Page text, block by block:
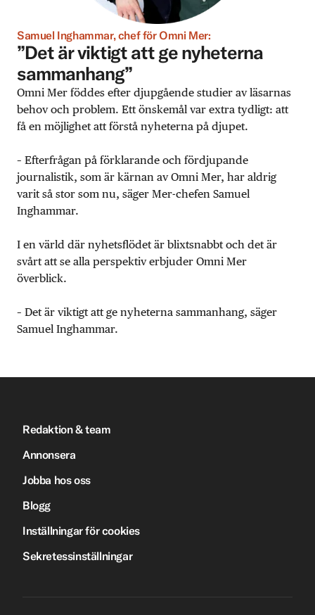
Samuel Inghammar, chef för Omni Mer:
”Det är viktigt att ge nyheterna
sammanhang”
Omni Mer föddes efter djupgående studier av läsarnas
behov och problem. Ett önskemål var extra tydligt: att
få en möjlighet att förstå nyheterna på djupet.
– Efterfrågan på förklarande och fördjupande
journalistik, som är kärnan av Omni Mer, har aldrig
varit så stor som nu, säger Mer-chefen Samuel
Inghammar.
I en värld där nyhetsflödet är blixtsnabbt och det är
svårt att se alla perspektiv erbjuder Omni Mer
överblick.
– Det är viktigt att ge nyheterna sammanhang, säger
Samuel Inghammar.
Redaktion & team
Annonsera
Jobba hos oss
Blogg
Inställningar för cookies
Sekretessinställningar